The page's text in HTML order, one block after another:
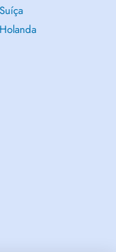
Suíça
Holanda